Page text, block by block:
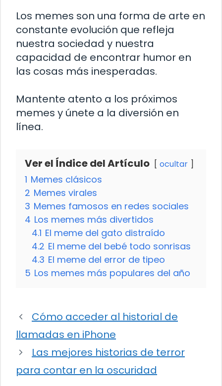
Los memes son una forma de arte en
constante evolución que refleja
nuestra sociedad y nuestra
capacidad de encontrar humor en
las cosas más inesperadas.
Mantente atento a los próximos
memes y únete a la diversión en
línea.
Ver el Índice del Artículo ocultar
1 Memes clásicos
2 Memes virales
3 Memes famosos en redes sociales
4 Los memes más divertidos
4.1 El meme del gato distraído
4.2 El meme del bebé todo sonrisas
4.3 El meme del error de tipeo
5 Los memes más populares del año
Cómo acceder al historial de
llamadas en iPhone
Las mejores historias de terror
para contar en la oscuridad